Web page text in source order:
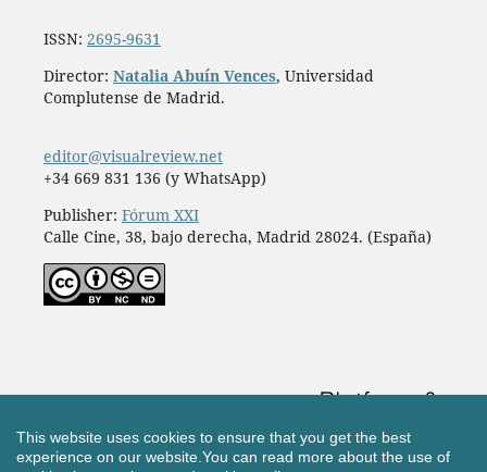
ISSN: 2695-9631
Director: Natalia Abuín Vences, Universidad
Complutense de Madrid.
editor@visualreview.net
+34 669 831 136 (y WhatsApp)
Publisher: Fórum XXI
Calle Cine, 38, bajo derecha, Madrid 28024. (España)
This website uses cookies to ensure that you get the best
experience on our website. You can read more about the use of